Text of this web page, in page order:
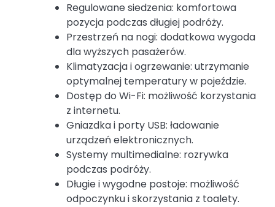
Regulowane siedzenia: komfortowa
pozycja podczas długiej podróży.
Przestrzeń na nogi: dodatkowa wygoda
dla wyższych pasażerów.
Klimatyzacja i ogrzewanie: utrzymanie
optymalnej temperatury w pojeździe.
Dostęp do Wi-Fi: możliwość korzystania
z internetu.
Gniazdka i porty USB: ładowanie
urządzeń elektronicznych.
Systemy multimedialne: rozrywka
podczas podróży.
Długie i wygodne postoje: możliwość
odpoczynku i skorzystania z toalety.